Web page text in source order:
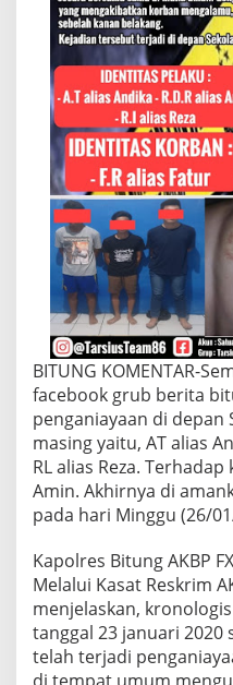
BITUNG KOMENTAR-
facebook grub berita
penganiayaan di depan
masing yaitu, AT alias
RL alias Reza.
Amin. Akhirnya di
pada hari Minggu (26/
Kapolres Bitung AKBP
Melalui Kasat Reskrim
menjelaskan,
tanggal 23 januari 2020
telah terjadi
di tempat umum